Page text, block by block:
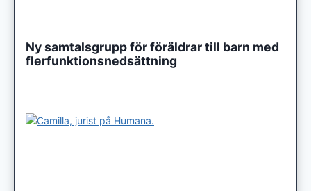
Ny samtalsgrupp för föräldrar till barn med
flerfunktionsnedsättning